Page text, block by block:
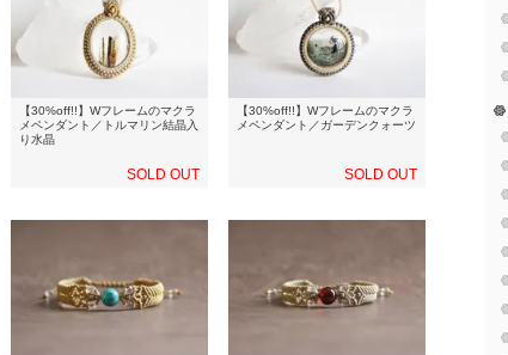
【30%off!!】Wフレームのマクラ
メペンダント／トルマリン結晶入
り水晶
SOLD OUT
【30%off!!】Wフレームのマクラ
メペンダント／ガーデンクォーツ
SOLD OUT